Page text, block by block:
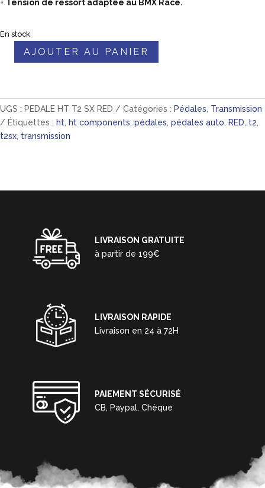
+ Tension de ressort adaptée au BMX Race.
En stock
quantité
OP
HT
2026
!
AJOUTER AU PANIER
UGS : PEDALE HT T2 SX RED Catégories : Pédales Transmission
Étiquettes : ht ht components pédales pédales auto RED t2
t2sx transmission
LIVRAISON GRATUITE
à partir de 199€
LIVRAISON RAPIDE
Livraison en 24 à 72H
PAIEMENT SÉCURISÉ
CB, Paypal, Chèque